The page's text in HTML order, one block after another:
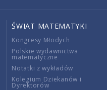
ŚWIAT MATEMATYKI
Kongresy Młodych
Polskie wydawnictwa
matematyczne
Notatki z wykładów
Kolegium Dziekanów i
Dyrektorów